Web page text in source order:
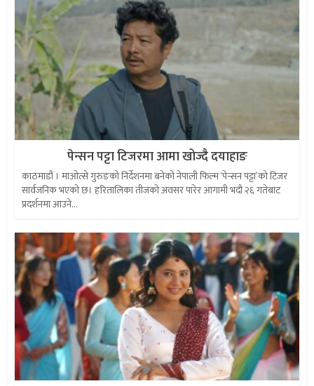
पेन्सन पट्टा टिजरमा आमा खोज्दै दयाहाङ
काठमाडौं । माओत्से गुरुङको निर्देशनमा बनेको नेपाली फिल्म ‘पेन्सन पट्टा’को टिजर
सार्वजनिक भएको छ। हरितालिका तीजको अवसर पारेर आगामी भदौ २६ गतेबाट
प्रदर्शनमा आउने...